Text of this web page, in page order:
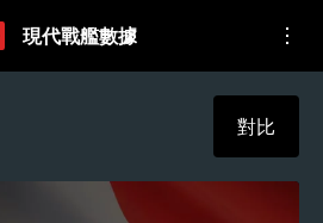
現代戰艦數據
對比